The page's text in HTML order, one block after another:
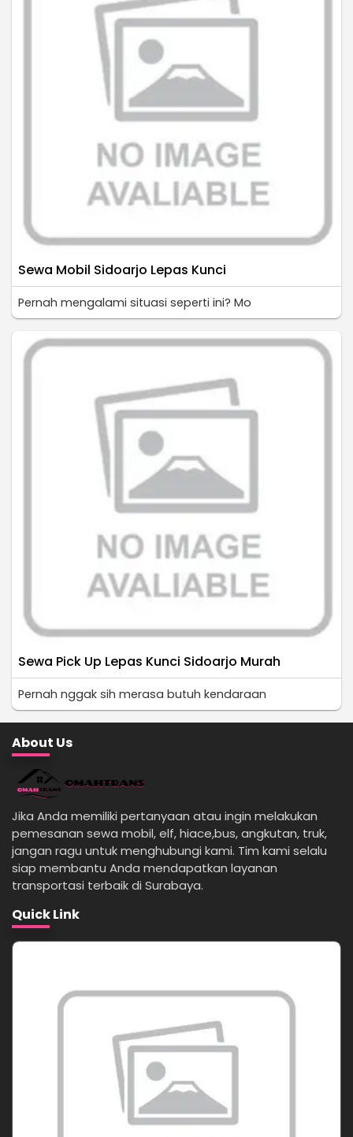
Sewa Mobil Sidoarjo Lepas Kunci
Pernah mengalami situasi seperti ini? Mo
Sewa Pick Up Lepas Kunci Sidoarjo Murah
Pernah nggak sih merasa butuh kendaraan
About Us
Jika Anda memiliki pertanyaan atau ingin melakukan
pemesanan sewa mobil, elf, hiace,bus, angkutan, truk,
jangan ragu untuk menghubungi kami. Tim kami selalu
siap membantu Anda mendapatkan layanan
transportasi terbaik di Surabaya.
Quick Link